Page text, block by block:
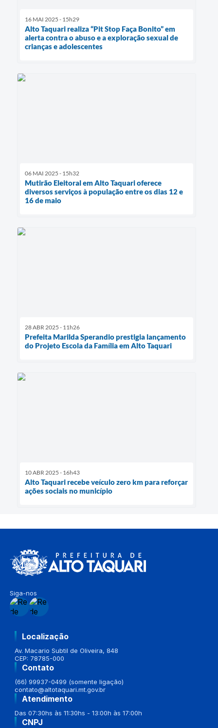
16 MAI 2025 - 15h29
Alto Taquari realiza “Pit Stop Faça Bonito” em
alerta contra o abuso e a exploração sexual de
crianças e adolescentes
06 MAI 2025 - 15h32
Mutirão Eleitoral em Alto Taquari oferece
diversos serviços à população entre os dias 12 e
16 de maio
28 ABR 2025 - 11h26
Prefeita Marilda Sperandio prestigia lançamento
do Projeto Escola da Família em Alto Taquari
10 ABR 2025 - 16h43
Alto Taquari recebe veículo zero km para reforçar
ações sociais no município
Siga-nos
Localização
Av. Macario Subtil de Oliveira, 848
CEP: 78785-000
Contato
(66) 99937-0499 (somente ligação)
contato@altotaquari.mt.gov.br
Atendimento
Das 07:30hs às 11:30hs - 13:00h às 17:00h
CNPJ